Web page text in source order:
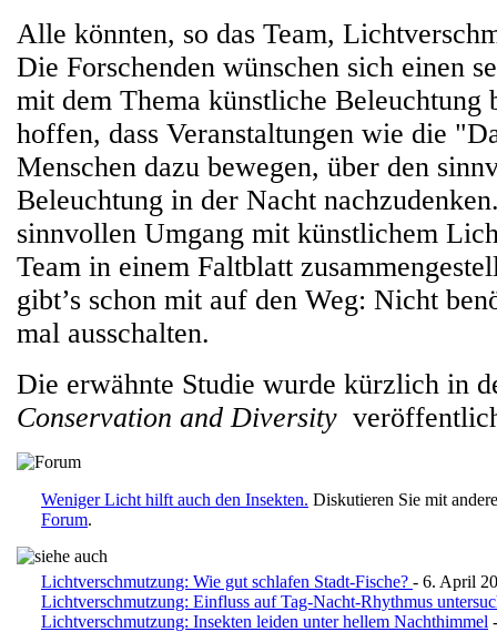
Alle könnten, so das Team,
Die Forschenden wünschen sich einen
mit dem Thema künstliche Beleuchtung
hoffen, dass Veranstaltungen wie die
Menschen dazu bewegen, über den
Beleuchtung in der Nacht
sinnvollen Umgang mit künstlichem
Team in einem Faltblatt
gibt’s schon mit auf den Weg: Nicht
mal ausschalten.
Die erwähnte Studie wurde kürzlich in
Conservation and Diversity
Weniger Licht hilft auch den Insekten. Diskutieren Sie mit
Forum.
Lichtverschmutzung: Wie gut schlafen Stadt-Fische? - 6. April
Lichtverschmutzung: Einfluss auf Tag-Nacht-Rhythmus
Lichtverschmutzung: Insekten leiden unter hellem Nachthimmel